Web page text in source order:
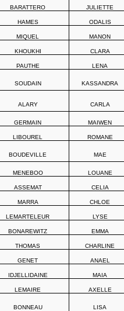
BARATTERO JULIETTE
HAMES ODALIS
MIQUEL MANON
KHOUKHI CLARA
PAUTHE LENA
SOUDAIN KASSANDRA
ALARY CARLA
GERMAIN MAIWEN
LIBOUREL ROMANE
BOUDEVILLE MAE
MENEBOO LOUANE
ASSEMAT CELIA
MARRA CHLOE
LEMARTELEUR LYSE
BONAREWITZ EMMA
THOMAS CHARLINE
GENET ANAEL
IDJELLIDAINE MAIA
LEMAIRE AXELLE
BONNEAU LISA